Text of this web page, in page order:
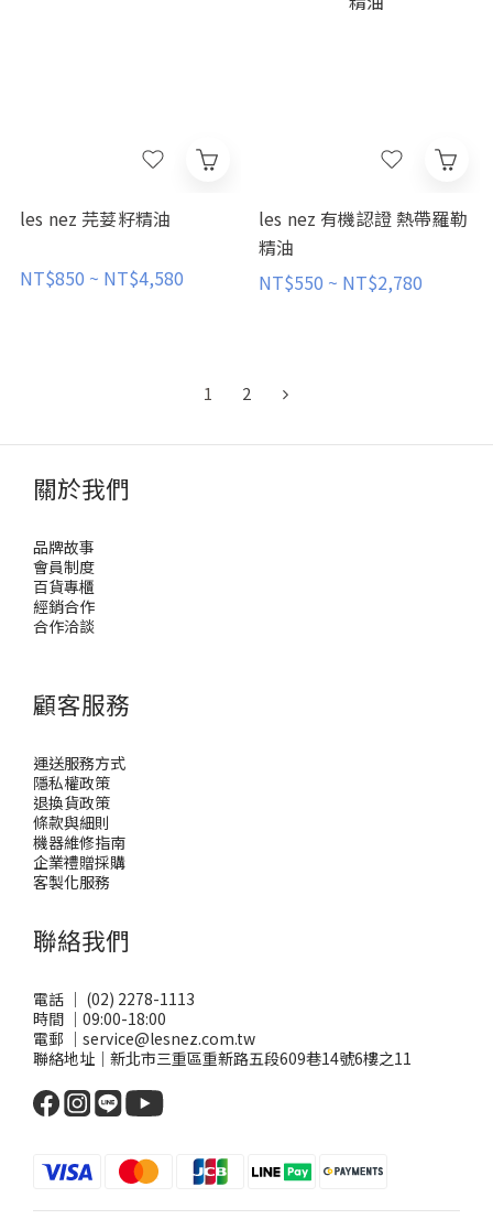
les nez 芫荽籽精油
NT$850 ~ NT$4,580
les nez 有機認證 熱帶羅勒
精油
NT$550 ~ NT$2,780
1 2
關於我們
品牌故事
會員制度
百貨專櫃
經銷合作
合作洽談
顧客服務
運送服務方式
隱私權政策
退換貨政策
條款與細則
機器維修指南
企業禮贈採購
客製化服務
聯絡我們
電話 ｜ (02) 2278-1113
時間 ｜09:00-18:00
電郵 ｜service@lesnez.com.tw
聯絡地址｜新北市三重區重新路五段609巷14號6樓之11